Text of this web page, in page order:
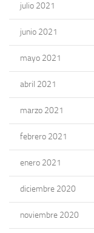
julio 2021
junio 2021
mayo 2021
abril 2021
marzo 2021
febrero 2021
enero 2021
diciembre 2020
noviembre 2020